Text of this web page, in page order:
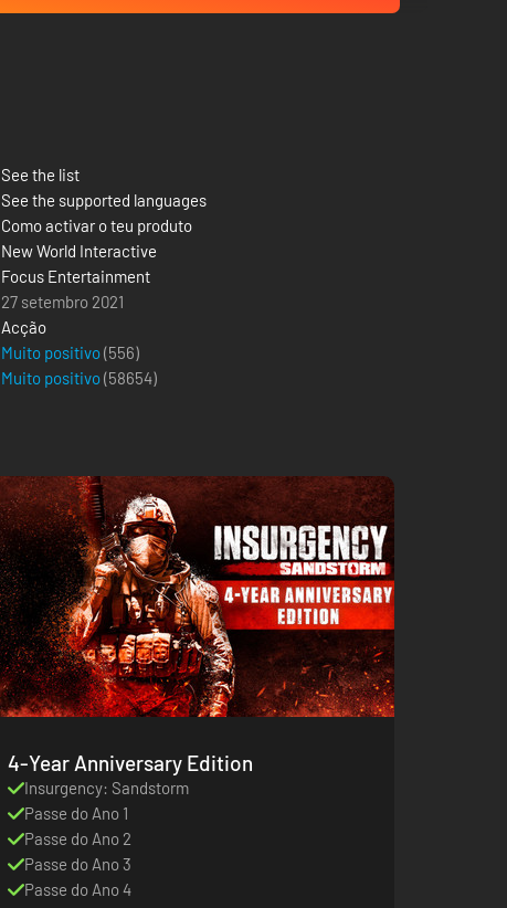
See the list
See the supported languages
Como activar o teu produto
New World Interactive
Focus Entertainment
27 setembro 2021
Acção
Muito positivo(556)
Muito positivo(58654)
4-Year Anniversary Edition
Insurgency: Sandstorm
Passe do Ano 1
Passe do Ano 2
Passe do Ano 3
Passe do Ano 4